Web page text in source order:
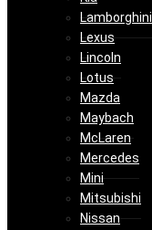
Lamborghini
Lexus
Lincoln
Lotus
Mazda
Maybach
McLaren
Mercedes
Mini
Mitsubishi
Nissan